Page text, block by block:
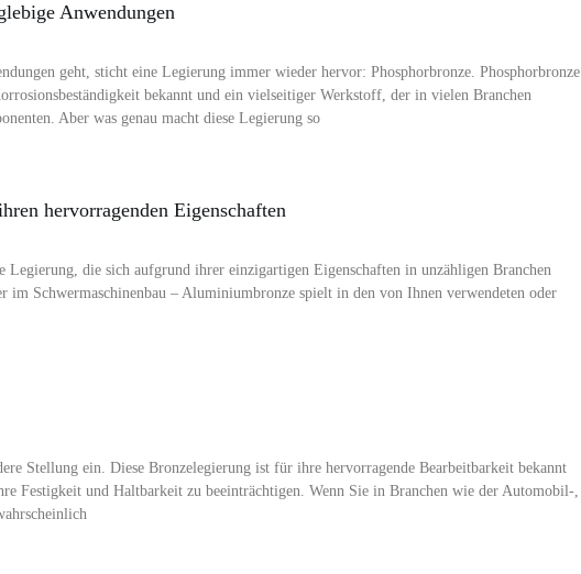
Anwendungen
geht, sticht eine Legierung immer wieder hervor: Phosphorbronze. Phosphorbronze
bekannt und ein vielseitiger Werkstoff, der in vielen Branchen
Aber was genau macht diese Legierung so
hervorragenden Eigenschaften
die sich aufgrund ihrer einzigartigen Eigenschaften in unzähligen Branchen
Schwermaschinenbau – Aluminiumbronze spielt in den von Ihnen verwendeten oder
Stellung ein. Diese Bronzelegierung ist für ihre hervorragende Bearbeitbarkeit bekannt
Festigkeit und Haltbarkeit zu beeinträchtigen. Wenn Sie in Branchen wie der Automobil-,